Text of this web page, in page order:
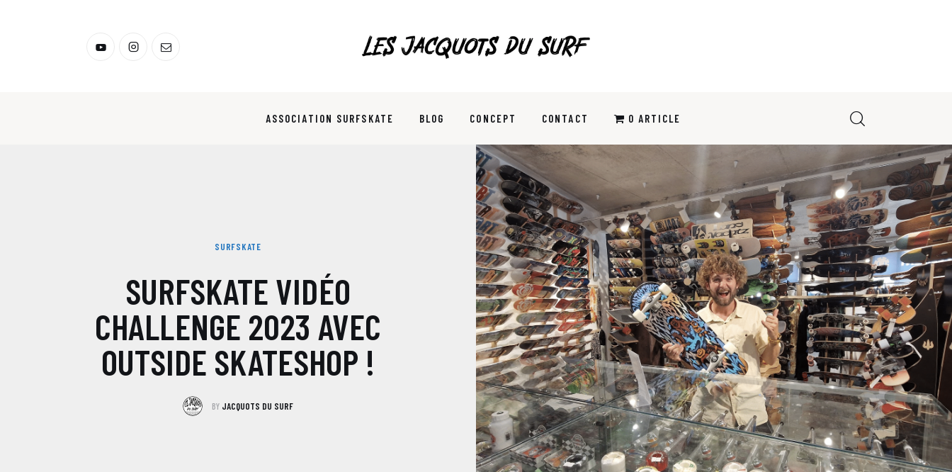
ASSOCIATION SURFSKATE BLOG CONCEPT CONTACT 0 ARTICLE
SHARE POST
SURFSKATE
SURFSKATE VIDÉO
CHALLENGE 2023 AVEC
OUTSIDE SKATESHOP !
BY JACQUOTS DU SURF